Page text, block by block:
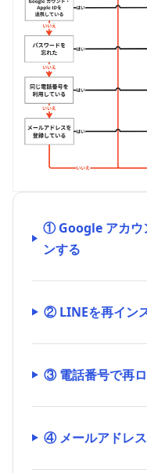
① Google アカウ
ンする
② LINEを再イン
③ 電話番号で再
④ メールアドレ